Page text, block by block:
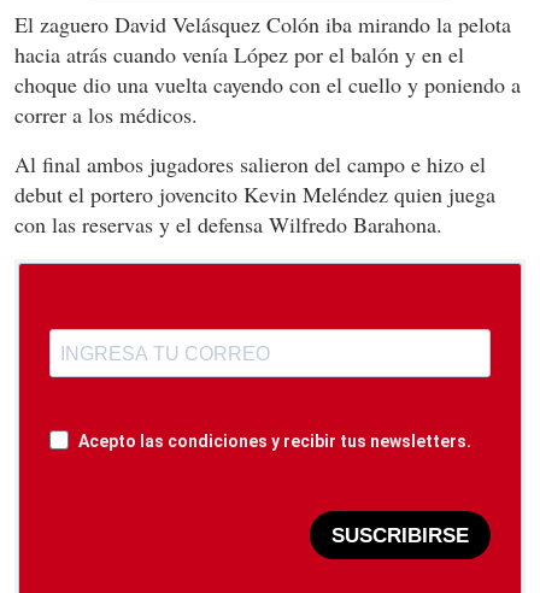
El zaguero David Velásquez Colón iba mirando la pelota
hacia atrás cuando venía López por el balón y en el
choque dio una vuelta cayendo con el cuello y poniendo a
correr a los médicos.
Al final ambos jugadores salieron del campo e hizo el
debut el portero jovencito Kevin Meléndez quien juega
con las reservas y el defensa Wilfredo Barahona.
Acepto las condiciones y recibir tus newsletters.
SUSCRIBIRSE